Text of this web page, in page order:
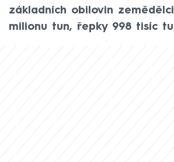
základních obilovin
milionu tun, řepky 998 tisíc